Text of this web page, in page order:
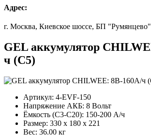
Адрес:
г. Москва, Киевское шоссе, БП "Румянцево"
GEL аккумулятор
ч (С5)
Артикул: 4-EVF-150
Напряжение АКБ: 8 Вольт
Ёмкость (С3-С20): 150-200 А/ч
Размер: 330 x 180 x 221
Вес: 36.00 кг